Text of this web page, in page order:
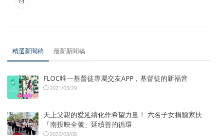
精選新聞稿 最新新聞稿
FLOC唯一基督徒專屬交友APP，基督徒的新福音
2021/03/29
天上父親的愛延續化作希望力量！ 六名子女捐贈家扶
「南投映全號」延續善的循環
2026/08/08